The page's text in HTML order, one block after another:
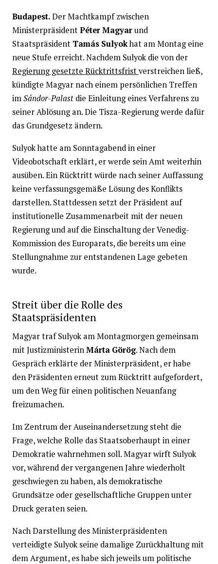
Budapest.Der Machtkampf zwischen
MinisterpräsidentPéter Magyarund
Staatspräsident Tamás Sulyokhat am Montag eine
neue Stufe erreicht. Nachdem Sulyok die von der
Regierung gesetzte Rücktrittsfristverstreichen ließ,
kündigte Magyar nach einem persönlichen Treffen
imSándor-Palastdie Einleitung eines Verfahrens zu
seiner Ablösung an. Die Tisza-Regierung werde dafür
das Grundgesetz ändern.
Sulyok hatte am Sonntagabend in einer
Videobotschaft erklärt, er werde sein Amt weiterhin
ausüben. Ein Rücktritt würde nach seiner Auffassung
keine verfassungsgemäße Lösung des Konflikts
darstellen. Stattdessen setzt der Präsident auf
institutionelle Zusammenarbeit mit der neuen
Regierung und auf die Einschaltung der Venedig-
Kommission des Europarats, die bereits um eine
Stellungnahme zur entstandenen Lage gebeten
wurde.
Streit über die Rolle des
Staatspräsidenten
Magyar traf Sulyok am Montagmorgen gemeinsam
mit JustizministerinMárta Görög. Nach dem
Gespräch erklärte der Ministerpräsident, er habe
den Präsidenten erneut zum Rücktritt aufgefordert,
um den Weg für einen politischen Neuanfang
freizumachen.
Im Zentrum der Auseinandersetzung steht die
Frage, welche Rolle das Staatsoberhaupt in einer
Demokratie wahrnehmen soll. Magyar wirft Sulyok
vor, während der vergangenen Jahre wiederholt
geschwiegen zu haben, als demokratische
Grundsätze oder gesellschaftliche Gruppen unter
Druck geraten seien.
Nach Darstellung des Ministerpräsidenten
verteidigte Sulyok seine damalige Zurückhaltung mit
dem Argument, es habe sich jeweils um politische